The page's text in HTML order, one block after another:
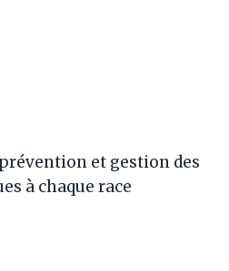
et gestion des
à chaque race